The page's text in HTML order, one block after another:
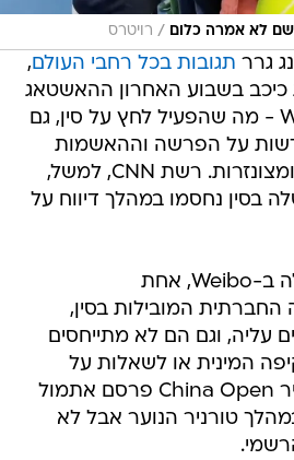
שם לא אמרה כלום / רויטרס
גרר תגובות בכל רחבי העולם,
בשבוע האחרון ההאשטאג
WhereIsPengShuai - מה שהפעיל לחץ על סין, גם
על הפרשה וההאשמות
שלה מושתקות בסין ומצונזרות. רשת CNN, למשל,
בסין נחסמו במהלך דיווח על
חיפוש אחר השם שלה ב-Weibo, אחת
המובילות בסין,
עליה, וגם הם לא מתייחסים
המינית או לשאלות על
מקום הימצאה. טורניר China Open פרסם אתמול
טורניר הנוער אבל לא